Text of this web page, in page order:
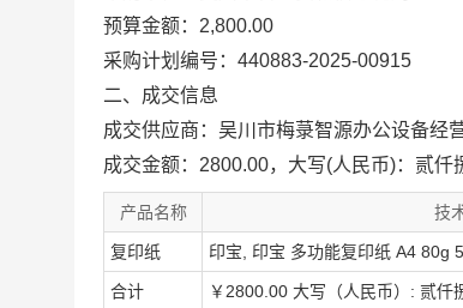
预算金额：2,800.00
采购计划编号：440883-2025-00915
二、成交信息
成交供应商：吴川市梅菉智源办公设备经
成交金额：2800.00，大写(人民币)：贰仟
产品名称 技
复印纸 印宝, 印宝 多功能复印纸 A4 80g
合计 ￥2800.00 大写（人民币）: 贰仟